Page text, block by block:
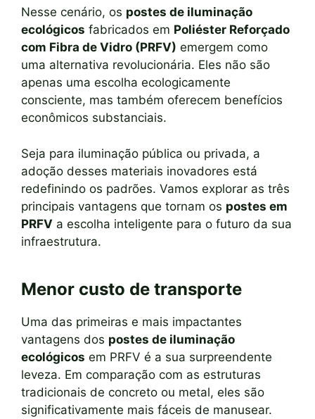
Nesse cenário, os postes de iluminação
ecológicos fabricados em Poliéster Reforçado
com Fibra de Vidro (PRFV) emergem como
uma alternativa revolucionária. Eles não são
apenas uma escolha ecologicamente
consciente, mas também oferecem benefícios
econômicos substanciais.
Seja para iluminação pública ou privada, a
adoção desses materiais inovadores está
redefinindo os padrões. Vamos explorar as três
principais vantagens que tornam os postes em
PRFV a escolha inteligente para o futuro da sua
infraestrutura.
Menor custo de transporte
Uma das primeiras e mais impactantes
vantagens dos postes de iluminação
ecológicos em PRFV é a sua surpreendente
leveza. Em comparação com as estruturas
tradicionais de concreto ou metal, eles são
significativamente mais fáceis de manusear.